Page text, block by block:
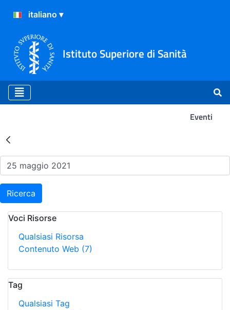
Istituto Superiore di Sanità
Eventi
Risultati della Ricerca -
Ricerca
Voci Risorse
Qualsiasi Risorsa
Contenuto Web (7)
Tag
Qualsiasi Tag